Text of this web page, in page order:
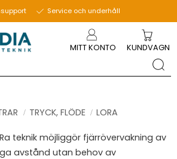
Service och underhåll
MITT KONTO KUNDVAGN
TRYCK, FLÖDE LORA
teknik möjliggör fjärrövervakning av
avstånd utan behov av